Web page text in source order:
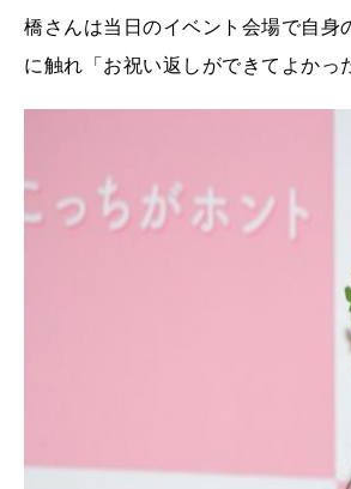
橋さんは当日のイベント会場で自身
に触れ「お祝い返しができてよかっ